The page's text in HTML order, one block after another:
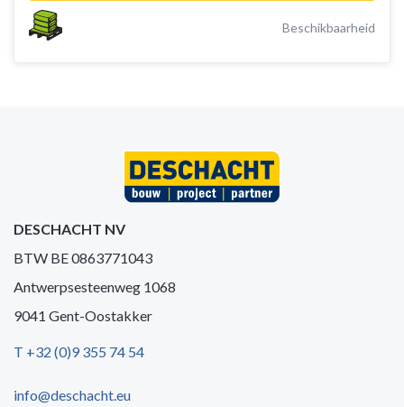
Beschikbaarheid
DESCHACHT NV
BTW BE 0863771043
Antwerpsesteenweg 1068
9041 Gent-Oostakker
T +32 (0)9 355 74 54
info@deschacht.eu